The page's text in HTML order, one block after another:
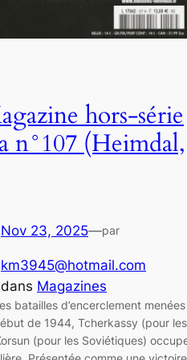
hors-série
n°107 (Heimdal,
Nov 23, 2025—par
km3945@hotmail.com
dans Magazines
batailles d’encerclement menées
de 1944, Tcherkassy (pour les
(pour les Soviétiques)